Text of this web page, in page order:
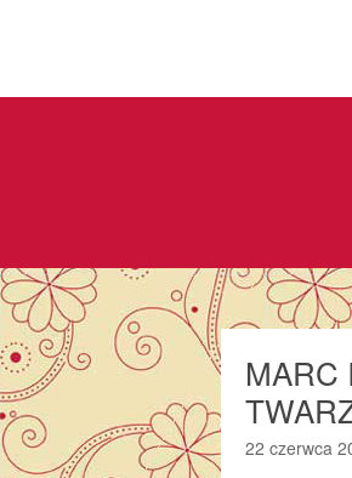
MARC
22 czerwca